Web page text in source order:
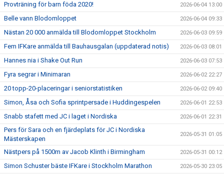
Provträning för barn föda 2020! 2026-06-04 13:00
Belle vann Blodomloppet 2026-06-04 09:33
Nästan 20 000 anmälda till Blodomloppet Stockholm 2026-06-03 09:59
Fem IFKare anmälda till Bauhausgalan (uppdaterad notis) 2026-06-03 08:01
Hannes nia i Shake Out Run 2026-06-03 07:53
Fyra segrar i Minimaran 2026-06-02 22:27
20 topp-20-placeringar i seniorstatistiken 2026-06-02 09:40
Simon, Åsa och Sofia sprintpersade i Huddingespelen 2026-06-01 22:53
Snabb stafett med JC i laget i Nordiska 2026-06-01 22:31
Pers för Sara och en fjärdeplats för JC i Nordiska
Mästerskapen
2026-05-31 01:05
Nästpers på 1500m av Jacob Klinth i Birmingham 2026-05-31 00:12
Simon Schuster bäste IFKare i Stockholm Marathon 2026-05-30 23:05